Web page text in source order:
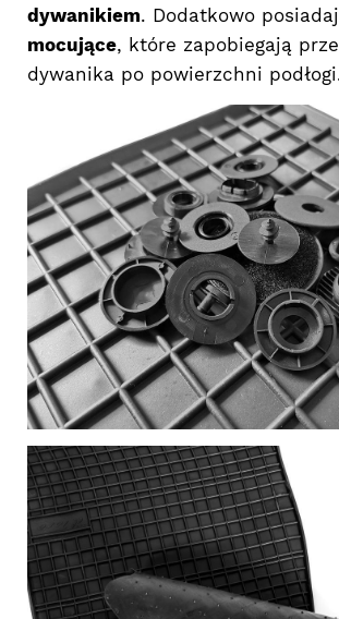
dywanikiem. Dodatkowo
mocujące, które zapobiegają
dywanika po powierzchni